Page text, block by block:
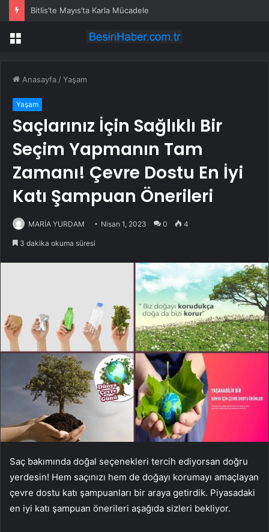
Bitlis’te Mayıs’ta Karla Mücadele
Menü
Anasayfa /Yaşam
Yaşam
Saçlarınız İçin Sağlıklı Bir
Seçim Yapmanın Tam
Zamanı! Çevre Dostu En İyi
Katı Şampuan Önerileri
MARİA YURDAM Nisan 1, 2023 0 4
3 dakika okuma süresi
Saç bakımında doğal seçenekleri tercih ediyorsan doğru
yerdesin! Hem saçınızı hem de doğayı korumayı amaçlayan
çevre dostu katı şampuanları bir araya getirdik. Piyasadaki
en iyi katı şampuan önerileri aşağıda sizleri bekliyor.